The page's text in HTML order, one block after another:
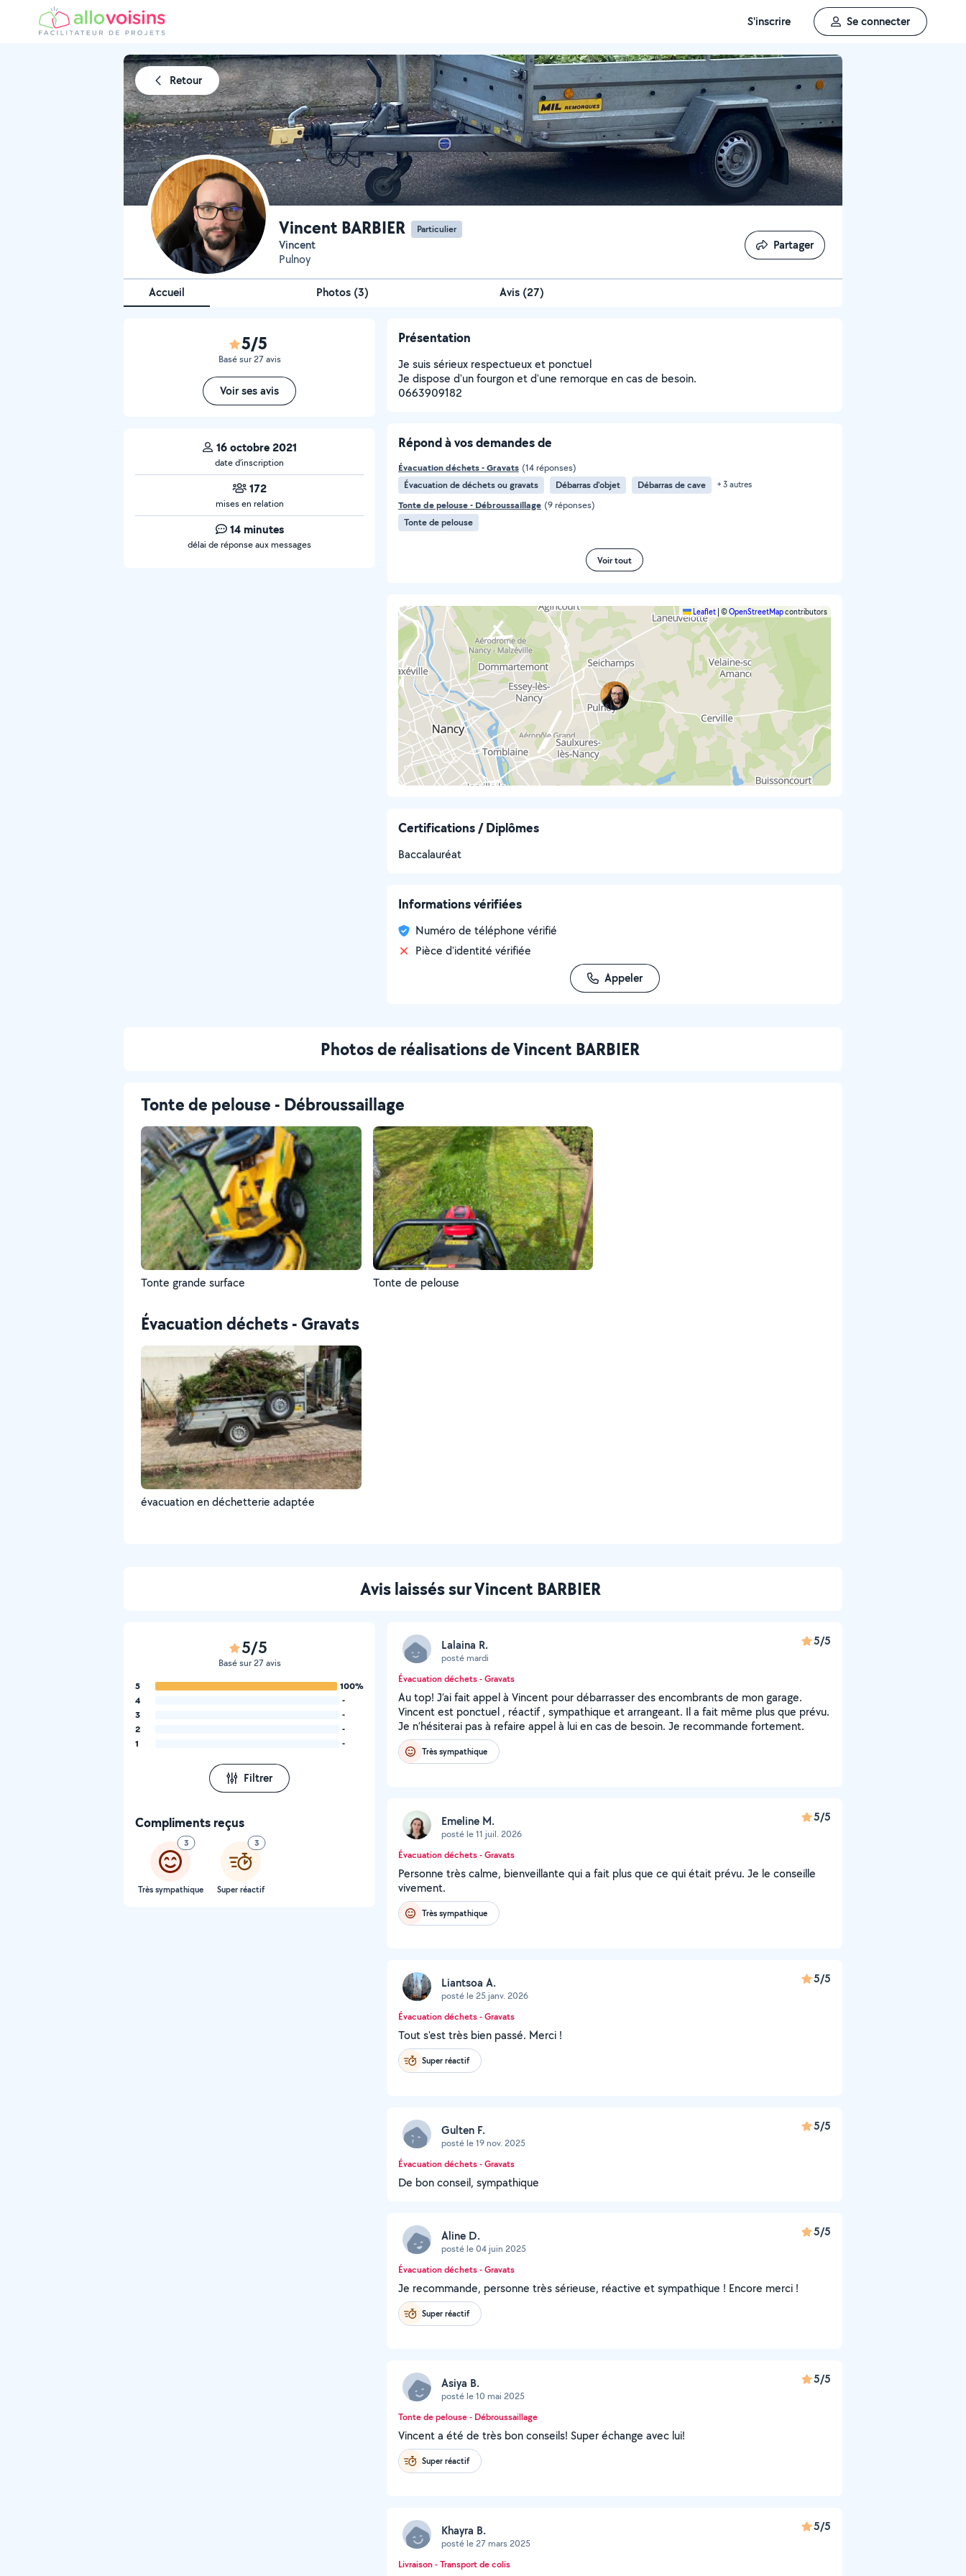
S'inscrire Se connecter
Retour
Vincent BARBIER Particulier
Vincent
Pulnoy
Partager
Partager
Accueil Photos (3) Avis (27)
5/5
Basé sur 27 avis
Voir ses avis
16 octobre 2021
date d’inscription
172
mises en relation
14 minutes
délai de réponse aux messages
Présentation
Je suis sérieux respectueux et ponctuel
Je dispose d'un fourgon et d'une remorque en cas de besoin.
0663909182
Répond à vos demandes de
Évacuation déchets - Gravats (14 réponses)
Évacuation de déchets ou gravats
Débarras d'objet Débarras de cave + 3 autres
Tonte de pelouse - Débroussaillage (9 réponses)
Tonte de pelouse
Voir tout
Leaflet ©OpenStreetMapcontributors
Certifications / Diplômes
Baccalauréat
Informations vérifiées
Numéro de téléphone vérifié
Pièce d'identité vérifiée
Appeler
Photos de réalisations de Vincent BARBIER
Tonte de pelouse - Débroussaillage
Tonte grande surface Tonte de pelouse
Évacuation déchets - Gravats
évacuation en déchetterie adaptée
Avis laissés sur Vincent BARBIER
5/5
Basé sur 27 avis
5
100%
4
-
3
-
2
-
1
-
Filtrer
Compliments reçus
3
Très sympathique
3
Super réactif
Lalaina R.
posté mardi
5/5
Évacuation déchets - Gravats
Au top! J’ai fait appel à Vincent pour débarrasser des encombrants de mon garage.
Vincent est ponctuel , réactif , sympathique et arrangeant. Il a fait même plus que prévu.
Je n’hésiterai pas à refaire appel à lui en cas de besoin. Je recommande fortement.
Très sympathique
Emeline M.
posté le 11 juil. 2026
5/5
Évacuation déchets - Gravats
Personne très calme, bienveillante qui a fait plus que ce qui était prévu. Je le conseille
vivement.
Très sympathique
Liantsoa A.
posté le 25 janv. 2026
5/5
Évacuation déchets - Gravats
Tout s'est très bien passé. Merci !
Super réactif
Gulten F.
posté le 19 nov. 2025
5/5
Évacuation déchets - Gravats
De bon conseil, sympathique
Aline D.
posté le 04 juin 2025
5/5
Évacuation déchets - Gravats
Je recommande, personne très sérieuse, réactive et sympathique ! Encore merci !
Super réactif
Asiya B.
posté le 10 mai 2025
5/5
Tonte de pelouse - Débroussaillage
Vincent a été de très bon conseils! Super échange avec lui!
Super réactif
Khayra B.
posté le 27 mars 2025
5/5
Livraison - Transport de colis